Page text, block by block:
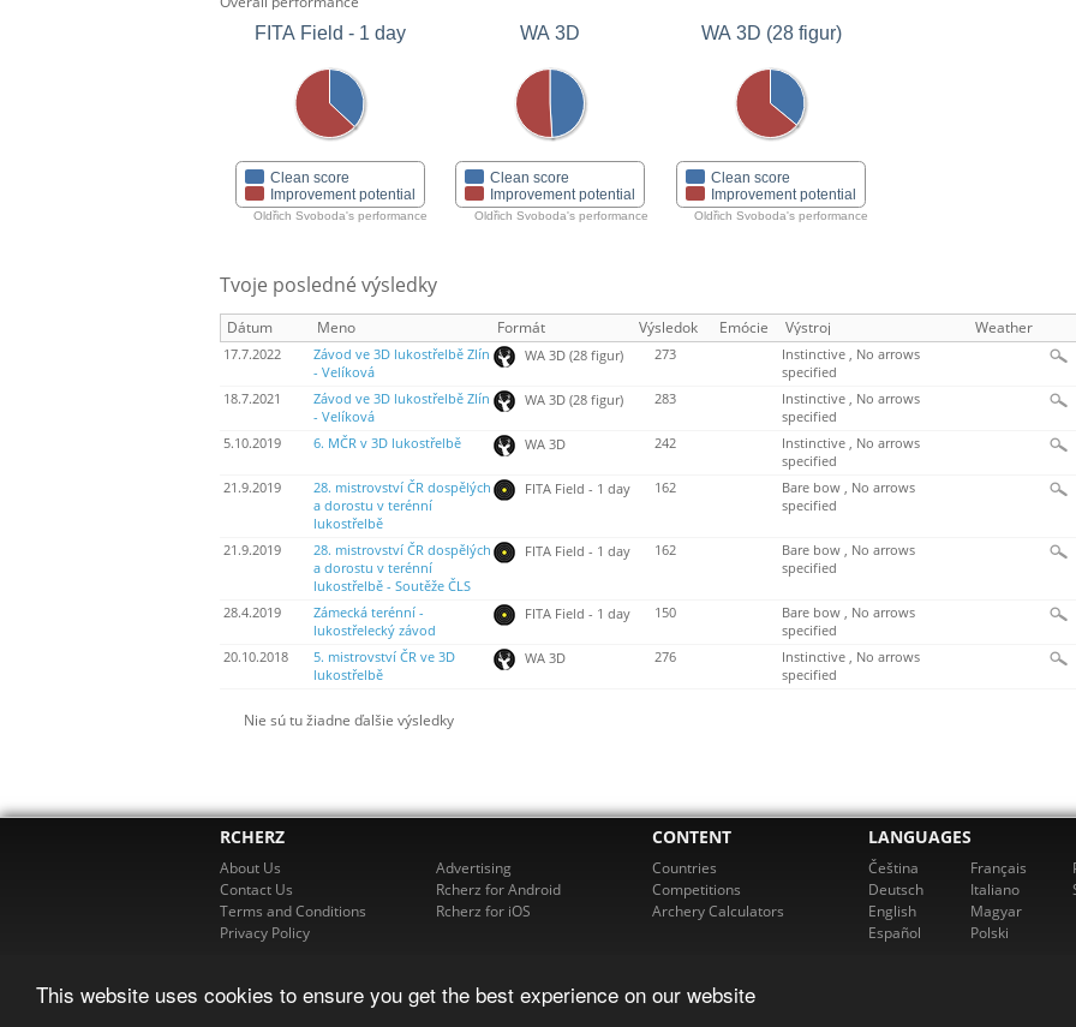
This website uses cookies to ensure you get the best experience on our website
FITA Field - 1 day
Clean score
Improvement potential
Oldřich Svoboda's performance
WA 3D
Clean score
Improvement potential
Oldřich Svoboda's performance
WA 3D (28 figur)
Clean score
Improvement potential
Oldřich Svoboda's performance
Tvoje posledné výsledky
Dátum Meno Formát Výsledok Emócie Výstroj Weather
17.7.2022
Závod ve 3D lukostřelbě Zlín
- Velíková
WA 3D (28 figur) 273
Instinctive , No arrows
specified
18.7.2021
Závod ve 3D lukostřelbě Zlín
- Velíková
WA 3D (28 figur) 283
Instinctive , No arrows
specified
5.10.2019
6. MČR v 3D lukostřelbě WA 3D 242
Instinctive , No arrows
specified
21.9.2019
28. mistrovství ČR dospělých
a dorostu v terénní
lukostřelbě
FITA Field - 1 day 162
Bare bow , No arrows
specified
21.9.2019
28. mistrovství ČR dospělých
a dorostu v terénní
lukostřelbě - Soutěže ČLS
FITA Field - 1 day 162
Bare bow , No arrows
specified
28.4.2019
Zámecká terénní -
lukostřelecký závod
FITA Field - 1 day 150
Bare bow , No arrows
specified
20.10.2018
5. mistrovství ČR ve 3D
lukostřelbě
WA 3D 276
Instinctive , No arrows
specified
Nie sú tu žiadne ďalšie výsledky
RCHERZ
About Us
Contact Us
Terms and Conditions
Privacy Policy
Advertising
Rcherz for Android
Rcherz for iOS
CONTENT
Countries
Competitions
Archery Calculators
LANGUAGES
Čeština
Deutsch
English
Español
Français
Italiano
Magyar
Polski
© 2026 Rcherz. All rights reserved. For more information please email us at
Powered by bowbook, s.r.o